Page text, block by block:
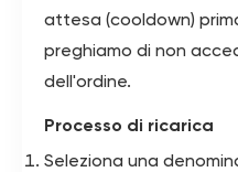
attesa (cooldown)
preghiamo di non
dell'ordine.
Processo di ricarica
Seleziona una